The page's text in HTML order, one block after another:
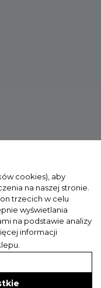
cookies), aby
na naszej stronie.
trzecich w celu
wyświetlania
na podstawie analizy
informacji